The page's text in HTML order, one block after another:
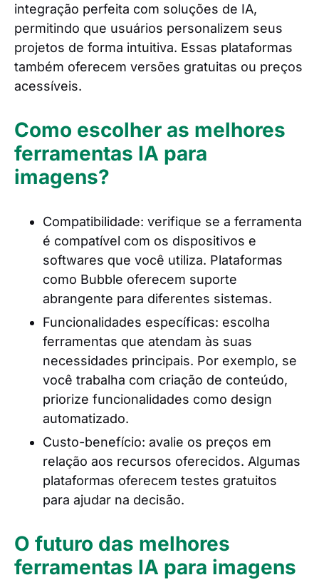
integração perfeita com soluções de IA,
permitindo que usuários personalizem seus
projetos de forma intuitiva. Essas plataformas
também oferecem versões gratuitas ou preços
acessíveis.
Como escolher as melhores
ferramentas IA para
imagens?
Compatibilidade: verifique se a ferramenta
é compatível com os dispositivos e
softwares que você utiliza. Plataformas
como Bubble oferecem suporte
abrangente para diferentes sistemas.
Funcionalidades específicas: escolha
ferramentas que atendam às suas
necessidades principais. Por exemplo, se
você trabalha com criação de conteúdo,
priorize funcionalidades como design
automatizado.
Custo-benefício: avalie os preços em
relação aos recursos oferecidos. Algumas
plataformas oferecem testes gratuitos
para ajudar na decisão.
O futuro das melhores
ferramentas IA para imagens